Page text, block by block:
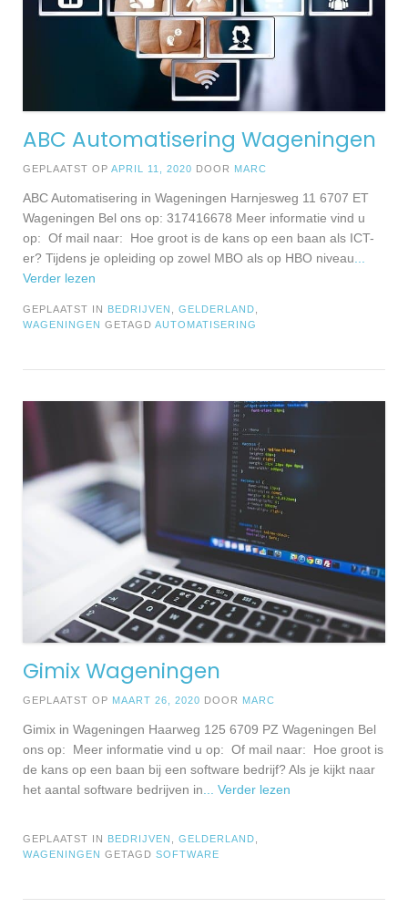
ABC Automatisering Wageningen
GEPLAATST OP APRIL 11, 2020 DOOR MARC
ABC Automatisering in Wageningen Harnjesweg 11 6707 ET
Wageningen Bel ons op: 317416678 Meer informatie vind u
op: Of mail naar: Hoe groot is de kans op een baan als ICT-
er? Tijdens je opleiding op zowel MBO als op HBO niveau
Verder lezen
GEPLAATST IN BEDRIJVEN GELDERLAND
WAGENINGEN GETAGD AUTOMATISERING
Gimix Wageningen
GEPLAATST OP MAART 26, 2020 DOOR MARC
Gimix in Wageningen Haarweg 125 6709 PZ Wageningen Bel
ons op: Meer informatie vind u op: Of mail naar: Hoe groot is
de kans op een baan bij een software bedrijf? Als je kijkt naar
het aantal software bedrijven in ... Verder lezen
GEPLAATST IN BEDRIJVEN GELDERLAND
WAGENINGEN GETAGD SOFTWARE